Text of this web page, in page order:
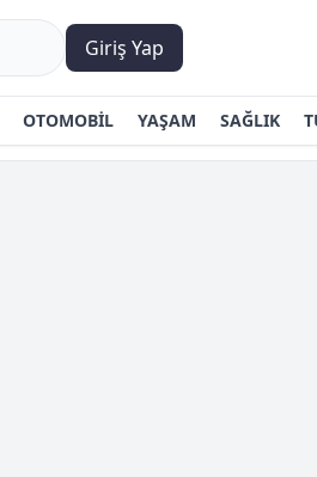
Giriş Yap
OTOMOBİL YAŞAM SAĞLIK